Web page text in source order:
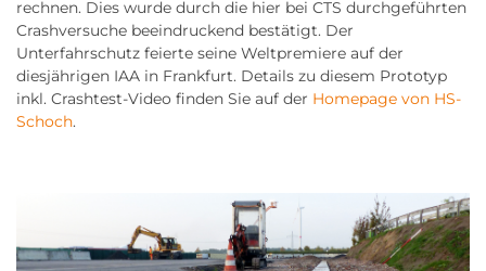
rechnen. Dies wurde durch die hier bei CTS durchgeführten
Crashversuche beeindruckend bestätigt. Der
Unterfahrschutz feierte seine Weltpremiere auf der
diesjährigen IAA in Frankfurt. Details zu diesem Prototyp
inkl. Crashtest-Video finden Sie auf der Homepage von HS-
Schoch.